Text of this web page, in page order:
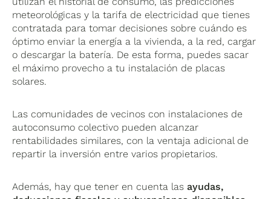
meteorológicas y la tarifa de electricidad que tienes
contratada para tomar decisiones sobre cuándo es
óptimo enviar la energía a la vivienda, a la red, cargar
o descargar la batería. De esta forma, puedes sacar
el máximo provecho a tu instalación de placas
solares.
Las comunidades de vecinos con instalaciones de
autoconsumo colectivo pueden alcanzar
rentabilidades similares, con la ventaja adicional de
repartir la inversión entre varios propietarios.
Además, hay que tener en cuenta las ayudas,